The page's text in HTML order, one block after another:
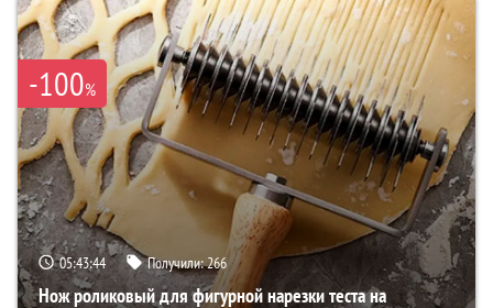
-100%
05:43:43 Получили:266
Нож роликовый для фигурной нарезки теста на